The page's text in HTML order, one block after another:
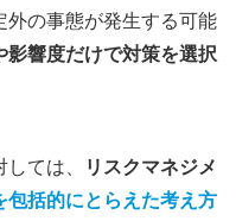
外の事態が発生する可能
影響度だけで対策を選択
ては、
リスクマネジメ
包括的にとらえた考え方